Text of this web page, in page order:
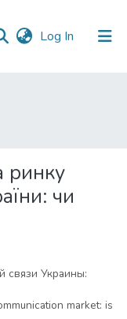
Log In (current)
ринку
чи
связи Украины:
market: is